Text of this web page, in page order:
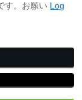
す。お願い Log